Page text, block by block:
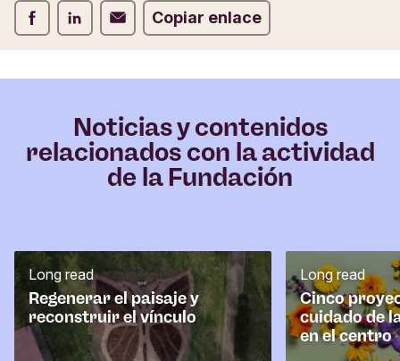
Compartir Facebook
Compartir LinkedIn
Compartir Correo electrónico
Copiar enlace
Noticias y contenidos
relacionados con la actividad
de la Fundación
Regenerar el paisaje y
reconstruir el vínculo
Long read
Cinco
cuidado de
en el centro
Long read